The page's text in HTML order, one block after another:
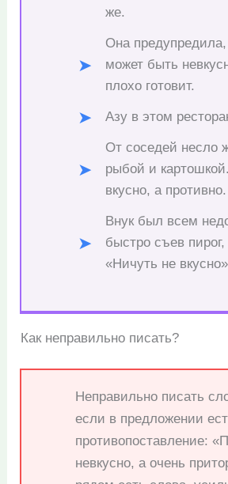
же.
Она предупредила,
может быть
плохо готовит.
Азу в этом
От соседей несло
рыбой и
вкусно, а противно.
Внук был всем
быстро съев пирог,
«Ничуть не
Как неправильно писать?
Неправильно писать
если в предложении
противопоставление:
невкусно, а очень